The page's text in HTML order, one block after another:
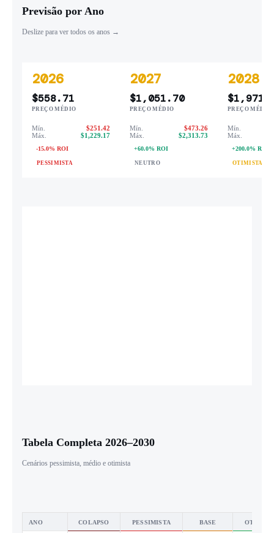
Previsão por Ano
Deslize para ver todos os anos →
2026
$558.71
PREÇO MÉDIO
Mín.
$251.42
Máx.
$1,229.17
-15.0% ROI
PESSIMISTA
2027
$1,051.70
PREÇO MÉDIO
Mín.
$473.26
Máx.
$2,313.73
+60.0% ROI
NEUTRO
2028
PREÇO MÉDIO
Mín.
Máx.
+200.0% ROI
OTIMISTA
Tabela Completa 2026–2030
Cenários pessimista, médio e otimista
ANO COLAPSO PESSIMISTA BASE